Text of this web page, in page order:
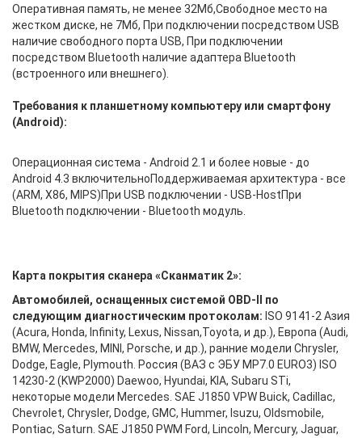
Оперативная память, не менее 32Мб,Свободное место на
жестком диске, не 7Мб, При подключении посредством USB
наличие свободного порта USB, При подключении
посредством Bluetooth наличие адаптера Bluetooth
(встроенного или внешнего).
Требования к планшетному компьютеру или смартфону
(Android):
Операционная система - Android 2.1 и более новые - до
Android 4.3 включительноПоддерживаемая архитектура - все
(ARM, X86, MIPS)При USB подключении - USB-HostПри
Bluetooth подключении - Bluetooth модуль.
Карта покрытия сканера «Сканматик 2»:
Автомобилей, оснащенных системой OBD-II по
следующим диагностическим протоколам: ISO 9141-2 Азия
(Acura, Honda, Infinity, Lexus, Nissan,Toyota, и др.), Европа (Audi,
BMW, Mercedes, MINI, Porsche, и др.), ранние модели Chrysler,
Dodge, Eagle, Plymouth. Россия (ВАЗ с ЭБУ MP7.0 EURO3) ISO
14230-2 (KWP2000) Daewoo, Hyundai, KIA, Subaru STi,
некоторые модели Mercedes. SAE J1850 VPW Buick, Cadillac,
Chevrolet, Chrysler, Dodge, GMC, Hummer, Isuzu, Oldsmobile,
Pontiac, Saturn. SAE J1850 PWM Ford, Lincoln, Mercury, Jaguar,